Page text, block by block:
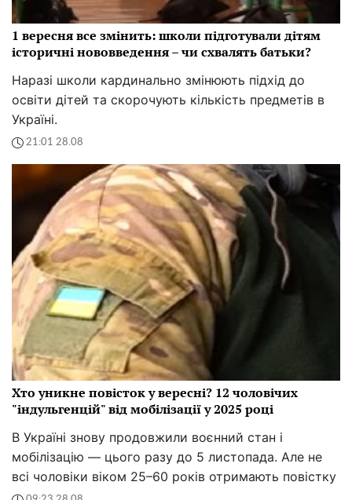
1 вересня все змінить: школи підготували дітям
історичні нововведення – чи схвалять батьки?
Наразі школи кардинально змінюють підхід до
освіти дітей та скорочують кількість предметів в
Україні.
21:01 28.08
Хто уникне повісток у вересні? 12 чоловічих
"індульгенцій" від мобілізації у 2025 році
В Україні знову продовжили воєнний стан і
мобілізацію — цього разу до 5 листопада. Але не
всі чоловіки віком 25–60 років отримають повістку